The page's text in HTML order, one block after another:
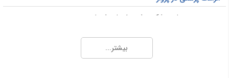
محدودیت های پزشکی برای سفر با هواپیما
بیشتر...